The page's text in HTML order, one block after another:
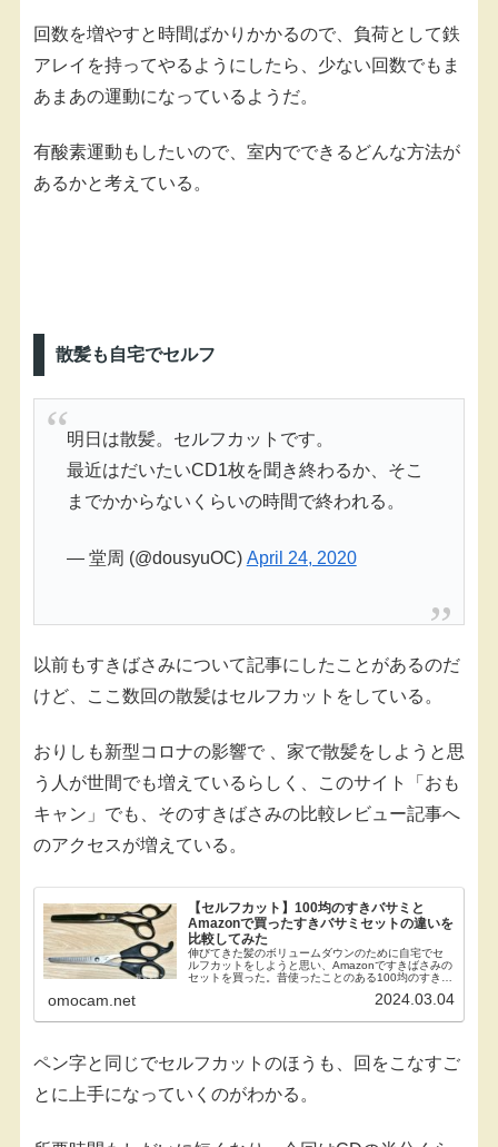
回数を増やすと時間ばかりかかるので、負荷として鉄
アレイを持ってやるようにしたら、少ない回数でもま
あまあの運動になっているようだ。
有酸素運動もしたいので、室内でできるどんな方法が
あるかと考えている。
散髪も自宅でセルフ
明日は散髪。セルフカットです。
最近はだいたいCD1枚を聞き終わるか、そこ
までかからないくらいの時間で終われる。
— 堂周 (@dousyuOC) April 24, 2020
以前もすきばさみについて記事にしたことがあるのだ
けど、ここ数回の散髪はセルフカットをしている。
おりしも新型コロナの影響で 、家で散髪をしようと思
う人が世間でも増えているらしく、このサイト「おも
キャン」でも、そのすきばさみの比較レビュー記事へ
のアクセスが増えている。
【セルフカット】100均のすきバサミと
Amazonで買ったすきバサミセットの違いを
比較してみた
伸びてきた髪のボリュームダウンのために自宅でセ
ルフカットをしようと思い、Amazonですきばさみの
セットを買った。昔使ったことのある100均のすきば
さみの性能や使い心地などを比較してみたい。結...
omocam.net 2024.03.04
ペン字と同じでセルフカットのほうも、回をこなすご
とに上手になっていくのがわかる。